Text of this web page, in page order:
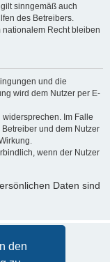
den
sinngemäß auch
des Betreibers.
Recht bleiben
und die
wird dem Nutzer per E-
Im Falle
und dem Nutzer
wenn der Nutzer
Daten sind